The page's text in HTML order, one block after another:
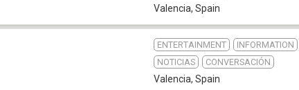
Valencia, Spain
ENTERTAINMENT
INFORMATION
NOTICIAS
CONVERSACIÓN
Valencia, Spain